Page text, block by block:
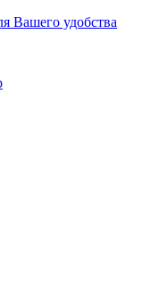
Вашего удобства